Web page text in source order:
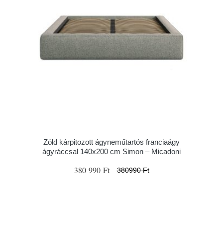
Zöld kárpitozott ágyneműtartós franciaágy
ágyráccsal 140x200 cm Simon – Micadoni
380 990 Ft 380990 Ft